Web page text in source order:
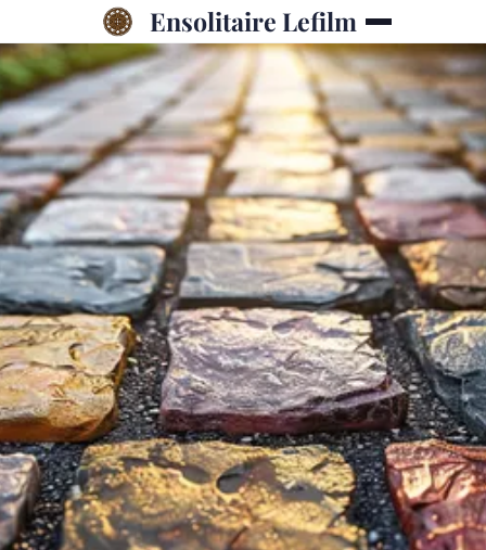
Ensolitaire Lefilm